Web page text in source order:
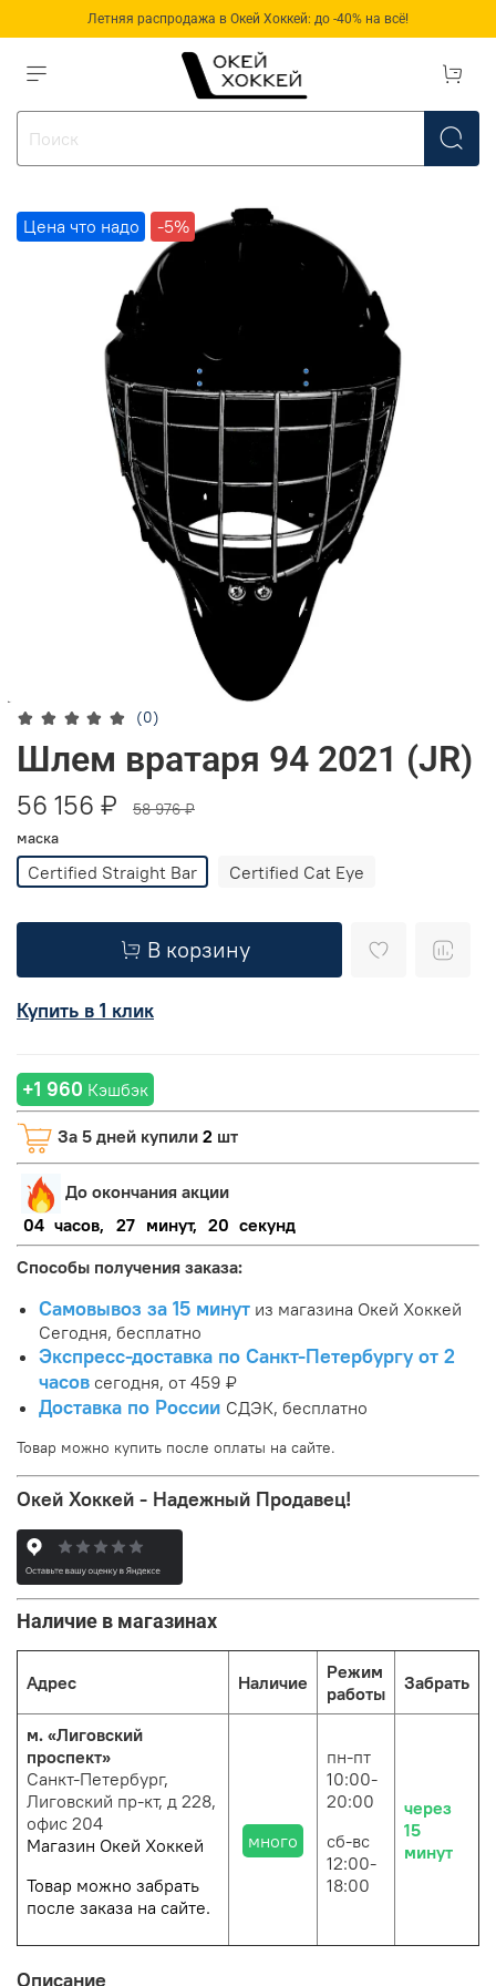
Летняя распродажа в Окей Хоккей: до -40% на всё!
Цена что надо -5%
(0)
Шлем вратаря 94 2021 (JR)
56 156 ₽
58 976 ₽
маска
Certified Straight Bar Certified Cat Eye
В корзину
Купить в 1 клик
+1 960 Кэшбэк
За 5 дней купили 2 шт
До окончания акции
04 часов, 27 минут, 20 секунд
Способы получения заказа:
Самовывоз за 15 минут из магазина Окей Хоккей
Сегодня, бесплатно
Экспресс-доставка по Санкт-Петербургу от 2
часов сегодня, от 459 ₽
Доставка по России СДЭК, бесплатно
Товар можно купить после оплаты на сайте.
Окей Хоккей - Надежный Продавец!
Наличие в магазинах
Адрес Наличие
Режим
работы
Забрать
м. «Лиговский
проспект»
Санкт-Петербург,
Лиговский пр-кт, д 228,
офис 204
Магазин Окей Хоккей
Товар можно забрать
после заказа на сайте.
много
пн-пт
10:00-
20:00
сб-вс
12:00-
18:00
через
15
минут
Описание